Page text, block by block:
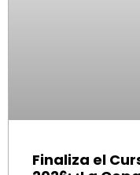
Finaliza el